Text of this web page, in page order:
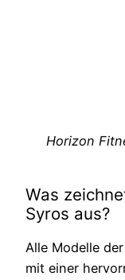
Horizon
Was
Syros aus?
Alle Modelle
mit einer